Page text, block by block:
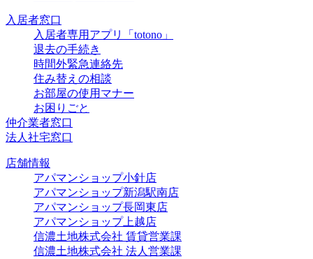
入居者窓口
入居者専用アプリ「totono」
退去の手続き
時間外緊急連絡先
住み替えの相談
お部屋の使用マナー
お困りごと
仲介業者窓口
法人社宅窓口
店舗情報
アパマンショップ小針店
アパマンショップ新潟駅南店
アパマンショップ長岡東店
アパマンショップ上越店
信濃土地株式会社 賃貸営業課
信濃土地株式会社 法人営業課